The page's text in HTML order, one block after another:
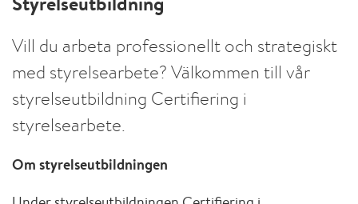
Vill du arbeta professionellt och strategiskt
med styrelsearbete? Välkommen till vår
styrelseutbildning Certifiering i
styrelsearbete.
Om styrelseutbildningen